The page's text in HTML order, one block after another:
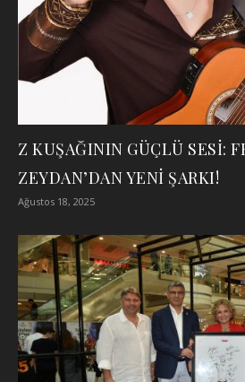
Z KUŞAĞININ GÜÇLÜ SESİ:
ZEYDAN’DAN YENİ ŞARKI!
Ağustos 18, 2025